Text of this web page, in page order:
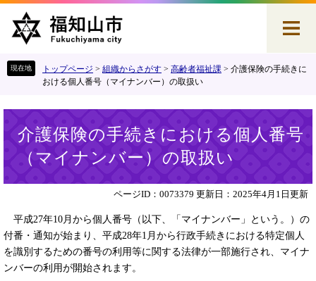
す
し
トップページ > 組織からさがす > 高齢者福祉課 > 介護保険の手続きに
おける個人番号（マイナンバー）の取扱い
介護保険の手続きにおける個人番号
（マイナンバー）の取扱い
ページID：0073379 更新日：2025年4月1日更新
平成27年10月から個人番号（以下、「マイナンバー」という。）の
付番・通知が始まり、平成28年1月から行政手続きにおける特定個人
を識別するための番号の利用等に関する法律が一部施行され、マイナ
ンバーの利用が開始されます。